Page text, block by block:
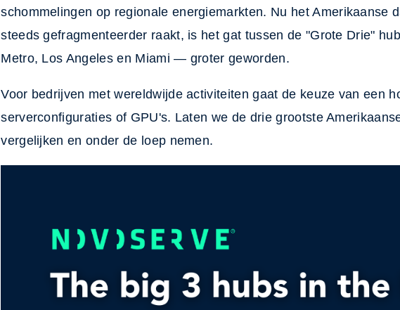
schommelingen op regionale energiemarkten. Nu het Amerikaanse
steeds gefragmenteerder raakt, is het gat tussen de "Grote Drie"
Metro, Los Angeles en Miami — groter geworden.
Voor bedrijven met wereldwijde activiteiten gaat de keuze van een
serverconfiguraties of GPU's. Laten we de drie grootste
vergelijken en onder de loep nemen.